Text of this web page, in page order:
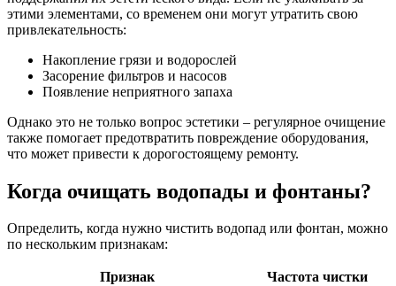
этими элементами, со временем они могут утратить свою
привлекательность:
Накопление грязи и водорослей
Засорение фильтров и насосов
Появление неприятного запаха
Однако это не только вопрос эстетики – регулярное очищение
также помогает предотвратить повреждение оборудования,
что может привести к дорогостоящему ремонту.
Когда очищать водопады и фонтаны?
Определить, когда нужно чистить водопад или фонтан, можно
по нескольким признакам:
Признак
Частота чистки